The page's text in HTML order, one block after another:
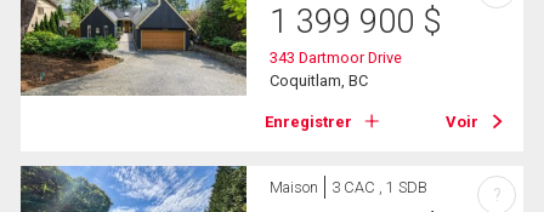
1 399 900 $
343 Dartmoor Drive
Coquitlam, BC
Enregistrer Voir
Maison 3 CAC , 1 SDB ?